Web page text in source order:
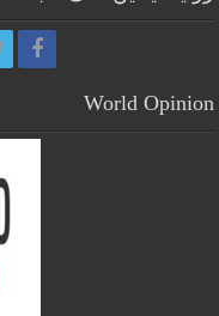
World Opinion